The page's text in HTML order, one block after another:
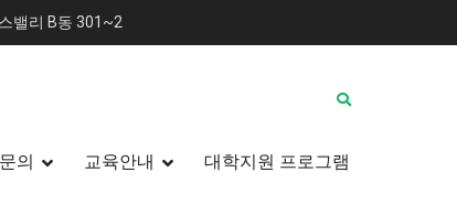
밸리 B동 301~2
의 교육안내 대학지원 프로그램